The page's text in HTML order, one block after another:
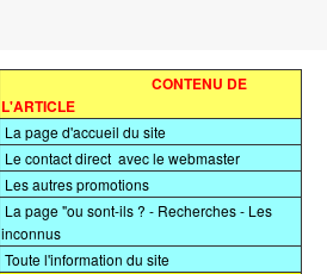
CONTENU DE
L'ARTICLE
La page d'accueil du site
Le contact direct avec le webmaster
Les autres promotions
La page "ou sont-ils ? - Recherches - Les
inconnus
Toute l'information du site